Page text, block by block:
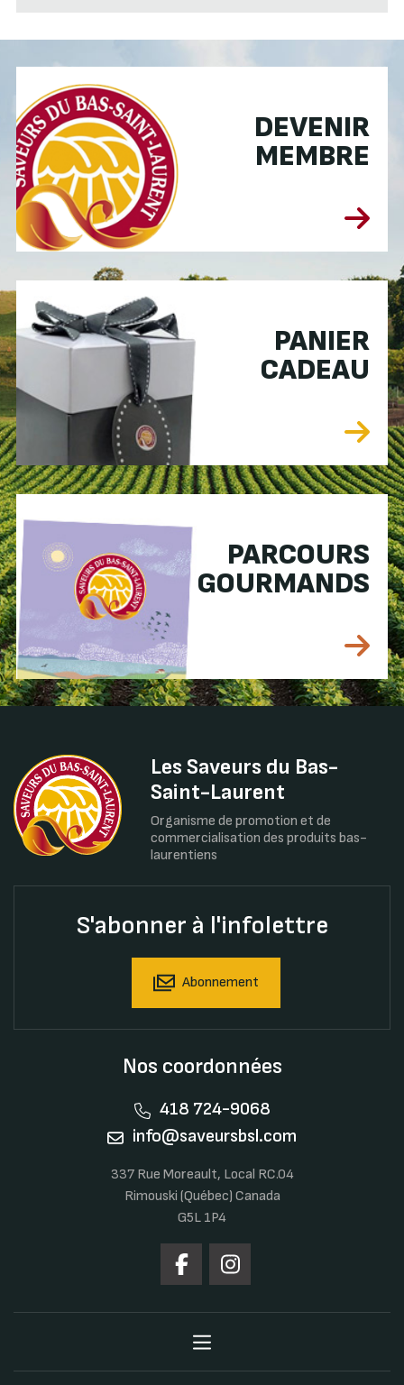
DEVENIR
MEMBRE
PANIER
CADEAU
PARCOURS
GOURMANDS
Les Saveurs du Bas-
Saint-Laurent
Organisme de promotion et de
commercialisation des produits bas-
laurentiens
S'abonner à l'infolettre
Abonnement
Nos coordonnées
418 724-9068
info@saveursbsl.com
337 Rue Moreault, Local RC.04
Rimouski (Québec) Canada
G5L 1P4